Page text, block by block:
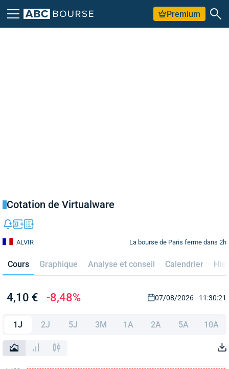
Premium
Cotation de Virtualware
La bourse de Paris ferme dans 2h
ALVIR
Cours Graphique Analyse et conseil Calendrier
4,10 € -8,48% 07/08/2026 - 11:30:21
1J 2J 5J 3M 1A 2A 5A 10A